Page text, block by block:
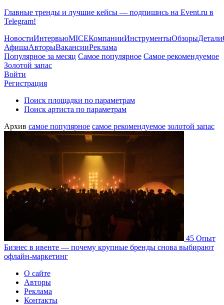
Главные тренды и лучшие кейсы — подпишись на Event.ru в
Telegram!
НовостиИнтервьюMICEКомпанииИнструментыОбзорыДетали
АфишаАвторыВакансииРеклама
Популярное за месяц Самое популярное Самое рекомендуемое
Золотой запас
Войти
Регистрация
Поиск площадки по параметрам
Поиск артиста по параметрам
Архив самое популярное самое рекомендуемое золотой запас
45 Опыт
Бизнес в ивенте — почему крупные бренды снова выбирают
офлайн-маркетинг
О сайте
Авторы
Реклама
Контакты